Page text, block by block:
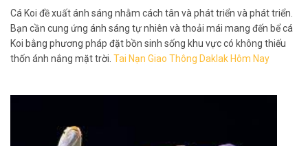
Cá Koi đề xuất ánh sáng nhằm cách tân và phát triển và phát triển.
Bạn cần cung ứng ánh sáng tự nhiên và thoải mái mang đến bể cá
Koi bằng phương pháp đặt bồn sinh sống khu vực có không thiếu
thốn ánh nắng mặt trời. Tai Nạn Giao Thông Daklak Hôm Nay